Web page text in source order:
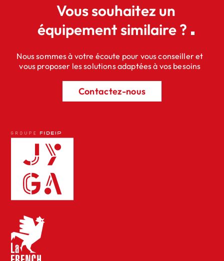
Vous souhaitez un
équipement similaire ?
Nous sommes à votre écoute pour vous conseiller et
vous proposer les solutions adaptées à vos besoins
Contactez-nous